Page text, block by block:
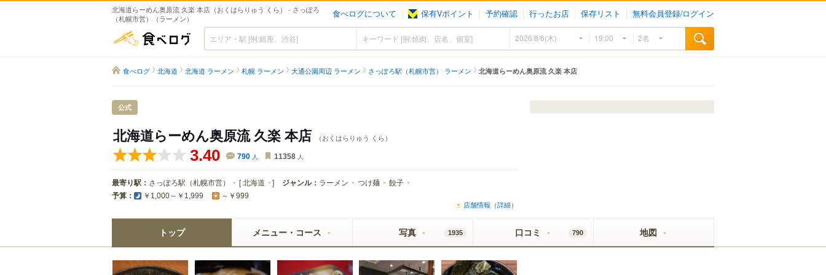
北海道らーめん奥原流 久楽 本店（おくはらりゅう くら） - さっぽろ
（札幌市営）（ラーメン）
食べログについて 保有Vポイント 予約確認 行ったお店 保存リスト 無料会員登録/ログイン
食べログ
食べログ 北海道 北海道 ラーメン 札幌 ラーメン 大通公園周辺 ラーメン さっぽろ駅（札幌市営） ラーメン 北海道らーめん奥原流 久楽 本店
公式
北海道らーめん奥原流 久楽 本店 （おくはらりゅう くら）
3.40 790 人 11358 人
最寄り駅： さっぽろ駅（札幌市営） [北海道 ] ジャンル： ラーメン つけ麺 餃子
予算： ￥1,000～￥1,999 ～￥999
店舗情報（詳細）
トップ メニュー・コース 写真 1935 口コミ 790 地図